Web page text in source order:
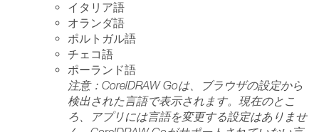
イタリア語
オランダ語
ポルトガル語
チェコ語
ポーランド語
注意：CorelDRAW Goは、ブラウザの設定から
検出された言語で表示されます。現在のとこ
ろ、アプリには言語を変更する設定はありませ